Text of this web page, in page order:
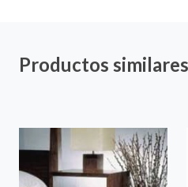
Productos similares